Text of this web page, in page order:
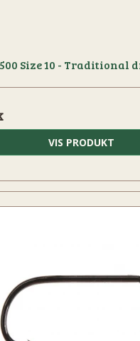
Size 10 - Traditional
VIS PRODUKT